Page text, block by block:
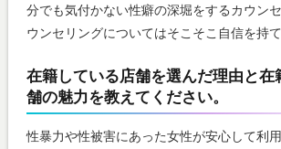
分でも気付かない性癖の深堀をするカウン
ウンセリングについてはそこそこ自信を持て
在籍している店舗を選んだ理由と在
舗の魅力を教えてください。
性暴力や性被害にあった女性が安心して利